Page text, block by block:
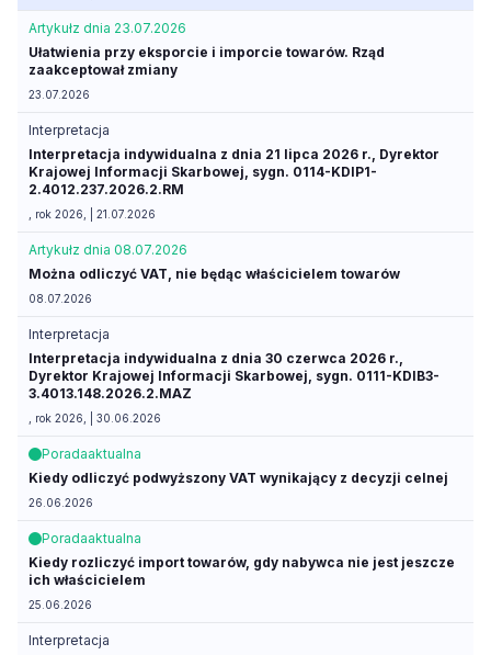
Artykułz dnia 23.07.2026
Ułatwienia przy eksporcie i imporcie towarów. Rząd
zaakceptował zmiany
23.07.2026
Interpretacja
Interpretacja indywidualna z dnia 21 lipca 2026 r., Dyrektor
Krajowej Informacji Skarbowej, sygn. 0114-KDIP1-
2.4012.237.2026.2.RM
, rok 2026, | 21.07.2026
Artykułz dnia 08.07.2026
Można odliczyć VAT, nie będąc właścicielem towarów
08.07.2026
Interpretacja
Interpretacja indywidualna z dnia 30 czerwca 2026 r.,
Dyrektor Krajowej Informacji Skarbowej, sygn. 0111-KDIB3-
3.4013.148.2026.2.MAZ
, rok 2026, | 30.06.2026
Poradaaktualna
Kiedy odliczyć podwyższony VAT wynikający z decyzji celnej
26.06.2026
Poradaaktualna
Kiedy rozliczyć import towarów, gdy nabywca nie jest jeszcze
ich właścicielem
25.06.2026
Interpretacja